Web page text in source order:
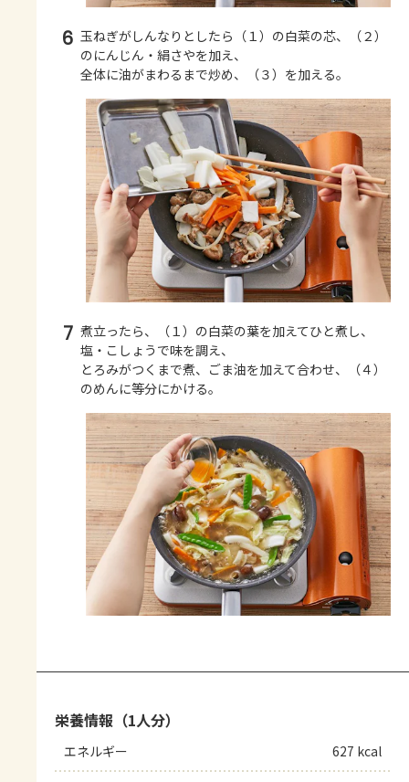
6 玉ねぎがしんなりとしたら（１）の白菜の芯、（２）
のにんじん・絹さやを加え、
全体に油がまわるまで炒め、（３）を加える。
7 煮立ったら、（１）の白菜の葉を加えてひと煮し、
塩・こしょうで味を調え、
とろみがつくまで煮、ごま油を加えて合わせ、（４）
のめんに等分にかける。
栄養情報（1人分）
エネルギー 627 kcal